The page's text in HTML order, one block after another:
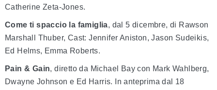
Catherine Zeta-Jones.
Come ti spaccio la famiglia, dal 5 dicembre, di Rawson
Marshall Thuber, Cast: Jennifer Aniston, Jason Sudeikis,
Ed Helms, Emma Roberts.
Pain & Gain, diretto da Michael Bay con Mark Wahlberg,
Dwayne Johnson e Ed Harris. In anteprima dal 18